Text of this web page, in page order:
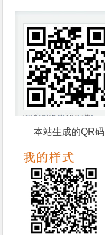
本站生成的QR码